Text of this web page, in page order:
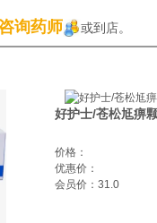
询药师 或到店。
好护士/苍松尪痹
价格：
优惠价：
会员价：31.0